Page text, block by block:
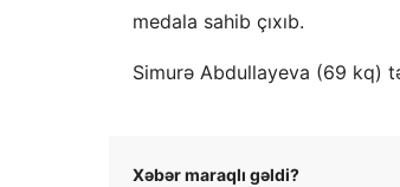
medala sahib çıxıb.
Simurə Abdullayeva (69 kq)
Xəbər maraqlı gəldi?